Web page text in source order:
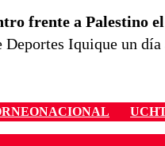
frente a Palestino
Iquique un